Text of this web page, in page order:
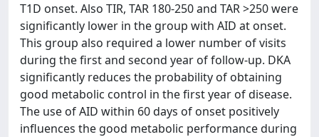
T1D onset. Also TIR, TAR 180-250 and TAR >250 were
significantly lower in the group with AID at onset.
This group also required a lower number of visits
during the first and second year of follow-up. DKA
significantly reduces the probability of obtaining
good metabolic control in the first year of disease.
The use of AID within 60 days of onset positively
influences the good metabolic performance during